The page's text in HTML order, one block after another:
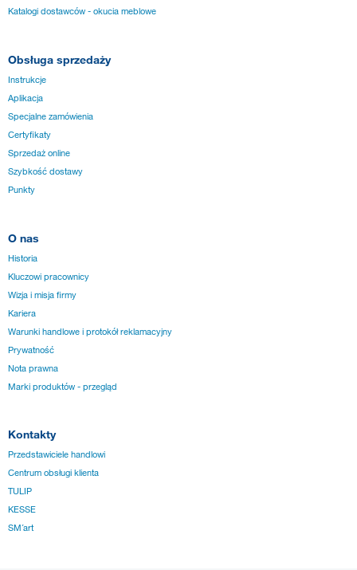
Katalogi dostawców - okucia meblowe
Obsługa sprzedaży
Instrukcje
Aplikacja
Specjalne zamówienia
Certyfikaty
Sprzedaż online
Szybkość dostawy
Punkty
O nas
Historia
Kluczowi pracownicy
Wizja i misja firmy
Kariera
Warunki handlowe i protokół reklamacyjny
Prywatność
Nota prawna
Marki produktów - przegląd
Kontakty
Przedstawiciele handlowi
Centrum obsługi klienta
TULIP
KESSE
SM´art